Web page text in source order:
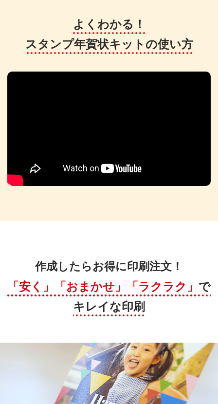
よくわかる！
スタンプ年賀状キットの使い方
作成したらお得に印刷注文！
「安く」「おまかせ」「ラクラク」 で
キレイな印刷